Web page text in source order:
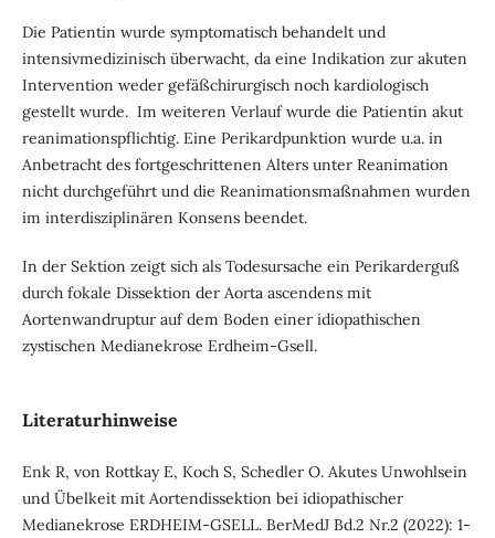
Die Patientin wurde symptomatisch behandelt und
intensivmedizinisch überwacht, da eine Indikation zur akuten
Intervention weder gefäßchirurgisch noch kardiologisch
gestellt wurde. Im weiteren Verlauf wurde die Patientin akut
reanimationspflichtig. Eine Perikardpunktion wurde u.a. in
Anbetracht des fortgeschrittenen Alters unter Reanimation
nicht durchgeführt und die Reanimationsmaßnahmen wurden
im interdisziplinären Konsens beendet.
In der Sektion zeigt sich als Todesursache ein Perikarderguß
durch fokale Dissektion der Aorta ascendens mit
Aortenwandruptur auf dem Boden einer idiopathischen
zystischen Medianekrose Erdheim-Gsell.
Literaturhinweise
Enk R, von Rottkay E, Koch S, Schedler O. Akutes Unwohlsein
und Übelkeit mit Aortendissektion bei idiopathischer
Medianekrose ERDHEIM-GSELL. BerMedJ Bd.2 Nr.2 (2022): 1-